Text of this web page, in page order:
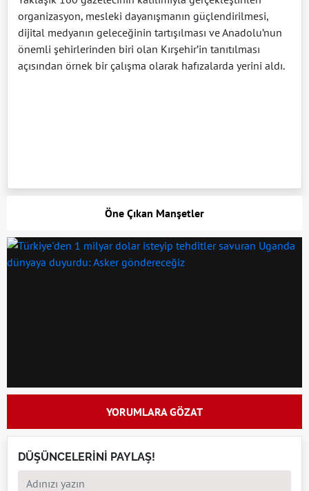
organizasyon, mesleki dayanışmanın güçlendirilmesi,
dijital medyanın geleceğinin tartışılması ve Anadolu’nun
önemli şehirlerinden biri olan Kırşehir’in tanıtılması
açısından örnek bir çalışma olarak hafızalarda yerini aldı.
Öne Çıkan Manşetler
YORUMLARA GÖZAT
DÜŞÜNCELERİNİ PAYLAŞ!